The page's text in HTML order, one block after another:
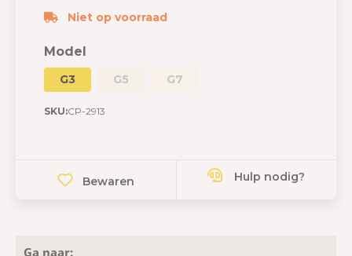
Niet op voorraad
Model
G3 G5 G7
SKU:CP-2913
Bewaren Hulp nodig?
Ga naar: